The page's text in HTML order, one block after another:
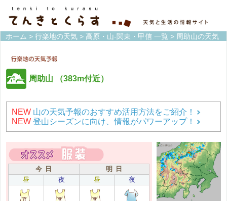
ホーム > 行楽地の天気 > 高原・山-関東・甲信 一覧 > 周助山の天気
周助山 （383m付近）
NEW 山の天気予報のおすすめ活用方法をご紹介！
NEW 登山シーズンに向け、情報がパワーアップ！
今 日
明 日
昼
夜 昼 夜